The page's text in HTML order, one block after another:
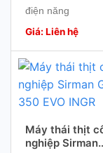
điện năng
*. Động cơ mạnh
*. Nhỏ gọn, sử
tiện
*. Độ bền cao
Giá: Liên hệ
Máy thái thịt
nghiệp Sirman